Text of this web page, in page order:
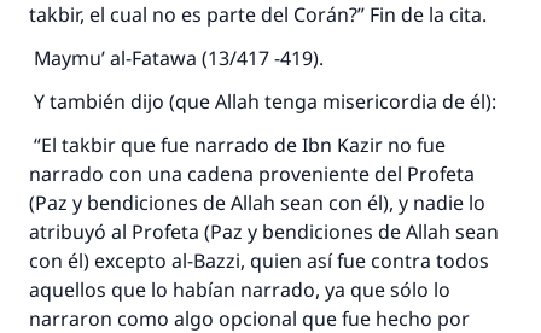
takbir, el cual no es parte del Corán?” Fin de la cita.
Maymu’ al-Fatawa (13/417 -419).
Y también dijo (que Allah tenga misericordia de él):
“El takbir que fue narrado de Ibn Kazir no fue
narrado con una cadena proveniente del Profeta
(Paz y bendiciones de Allah sean con él), y nadie lo
atribuyó al Profeta (Paz y bendiciones de Allah sean
con él) excepto al-Bazzi, quien así fue contra todos
aquellos que lo habían narrado, ya que sólo lo
narraron como algo opcional que fue hecho por
La respuesta no. 110845 salvó un
matrimonio.
Desde la Q hasta la A, su contribución ayuda a
IslamQA.
Profeta ﷺ dijo:
"Una persona que orienta a otros a hacer el
bien obtendrá la misma recompensa que
aquellos que lo realicen."
(MUSLIM, 1893)